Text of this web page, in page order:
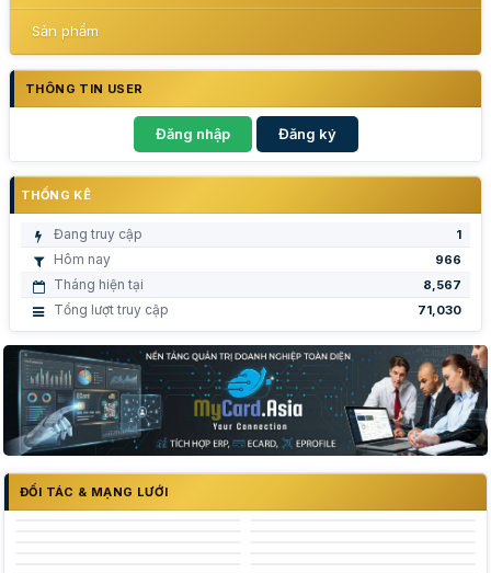
Sản phẩm
THÔNG TIN USER
Đăng nhập Đăng ký
THỐNG KÊ
Đang truy cập 1
Hôm nay 966
Tháng hiện tại 8,567
Tổng lượt truy cập 71,030
ĐỐI TÁC & MẠNG LƯỚI